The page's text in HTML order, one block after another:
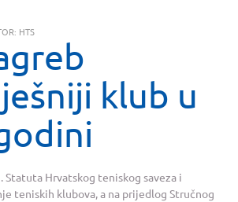
HTS
klub u
Statuta Hrvatskog teniskog saveza i
teniskih klubova, a na prijedlog Stručnog